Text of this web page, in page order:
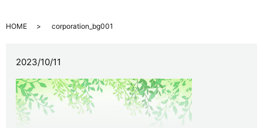
HOME corporation_bg001
2023/10/11